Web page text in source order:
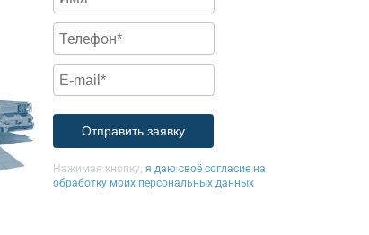
Нажимая кнопку, я даю своё согласие на
обработку моих персональных данных